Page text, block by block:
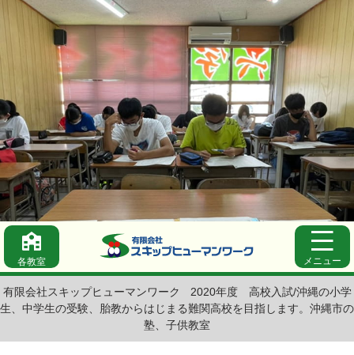
各教室 メニュー
有限会社スキップヒューマンワーク
2020年度 高校入試/沖縄の小学
生、中学生の受験、胎教からはじまる難関高校を目指します。沖縄市の
塾、子供教室